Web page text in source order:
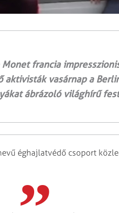
francia
vasárnap a
ábrázoló világhírű
éghajlatvédő csoport